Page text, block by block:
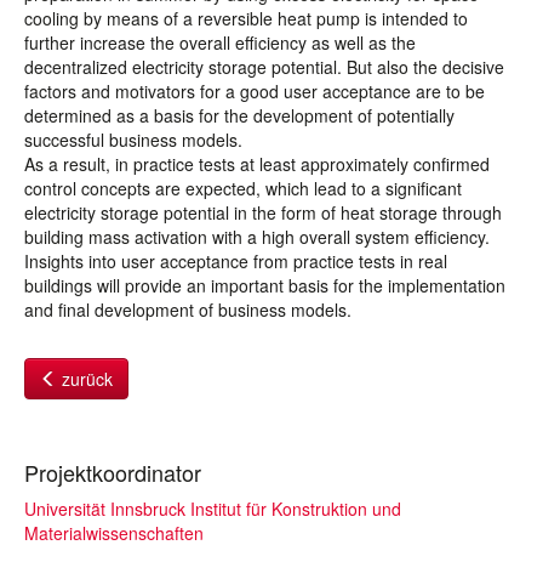
cooling by means of a reversible heat pump is intended to
further increase the overall efficiency as well as the
decentralized electricity storage potential. But also the decisive
factors and motivators for a good user acceptance are to be
determined as a basis for the development of potentially
successful business models.
As a result, in practice tests at least approximately confirmed
control concepts are expected, which lead to a significant
electricity storage potential in the form of heat storage through
building mass activation with a high overall system efficiency.
Insights into user acceptance from practice tests in real
buildings will provide an important basis for the implementation
and final development of business models.
zurück
Projektkoordinator
Universität Innsbruck Institut für Konstruktion und
Materialwissenschaften